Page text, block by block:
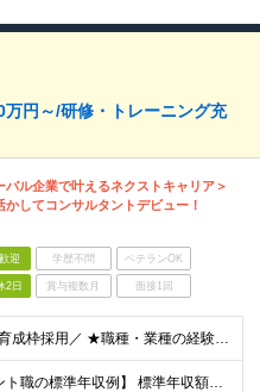
円～/研修・トレーニング充
バル企業で叶えるネクストキャリア＞
かしてコンサルタントデビュー！
迎 学歴不問 ベテランOK
2日 賞与複数月 面接1回
＼未経験OKの育成枠採用／ ★職種・業種の経験は不問です！ ■大卒以上 ■35歳未満の方（長期キャリア形成のための例外事由 3号のイ） 第二新卒をはじめ、子育てなどのブランクを経て再度キャリアを築き
【コンサルタント職の標準年収例】 標準年収額：6,630,000円（個人/法人業績賞与および各種手当を含んだ場合の理論値） 年額基本給：4,800,000円、月額基本給：400,000円（年額基本給1